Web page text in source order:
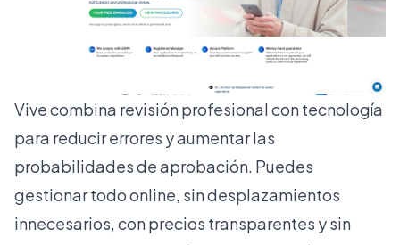
Vive combina revisión profesional con tecnología
para reducir errores y aumentar las
probabilidades de aprobación. Puedes
gestionar todo online, sin desplazamientos
innecesarios, con precios transparentes y sin